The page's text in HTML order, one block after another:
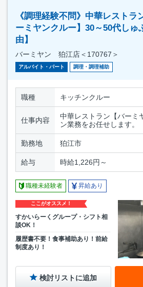
《調理経験不問》中華レストラ
ーミヤンクルー】30～50代しゅ
由】
バーミヤン 狛江店＜170767＞
アルバイト・パート 調理・調理補助
職種 キッチンクルー
仕事内容
中華レストラン【バーミ
ン業務をお任せします。
勤務地 狛江市
給与 時給1,226円～
職種未経験者 昇給あり
ここがオススメ！
すかいらーくグループ・シフト相
談OK！
履歴書不要！食事補助あり！前給
制度あり！
検討リストに追加